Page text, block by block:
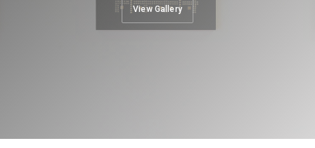
View Gallery